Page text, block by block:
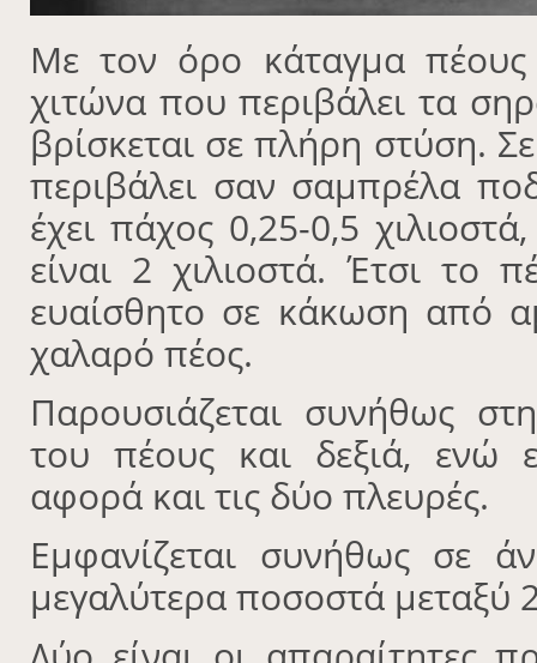
Με τον όρο κάταγμα πέους
χιτώνα που περιβάλει τα
βρίσκεται σε πλήρη στύση.
περιβάλει σαν σαμπρέλα
έχει πάχος 0,25-0,5
είναι 2 χιλιοστά. Έτσι το
ευαίσθητο σε κάκωση από
χαλαρό πέος.
Παρουσιάζεται συνήθως
του πέους και δεξιά, ενώ
αφορά και τις δύο πλευρές.
Εμφανίζεται συνήθως σε
μεγαλύτερα ποσοστά μεταξύ